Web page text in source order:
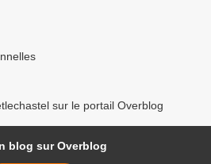
sur le portail Overblog
blog sur Overblog